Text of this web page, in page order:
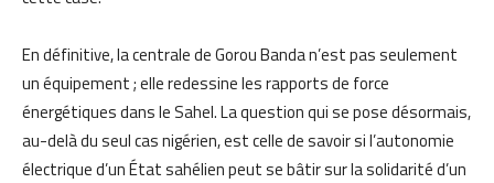
En définitive, la centrale de Gorou Banda n’est pas seulement
un équipement ; elle redessine les rapports de force
énergétiques dans le Sahel. La question qui se pose désormais,
au-delà du seul cas nigérien, est celle de savoir si l’autonomie
électrique d’un État sahélien peut se bâtir sur la solidarité d’un